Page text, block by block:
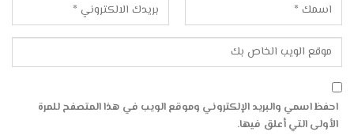
احفظ اسمي والبريد الإلكتروني وموقع الويب في هذا المتصفح للمرة
الأولى التي أعلق فيها.